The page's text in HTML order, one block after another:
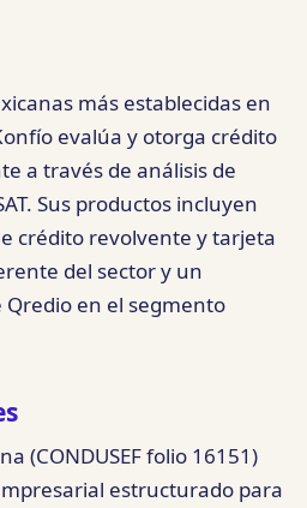
más establecidas en
evalúa y otorga crédito
a través de análisis de
Sus productos incluyen
crédito revolvente y tarjeta
del sector y un
en el segmento
(CONDUSEF folio 16151)
estructurado para